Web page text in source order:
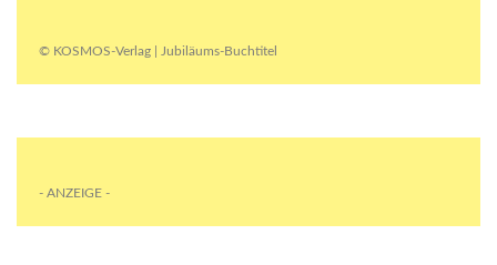
© KOSMOS-Verlag | Jubiläums-Buchtitel
- ANZEIGE -